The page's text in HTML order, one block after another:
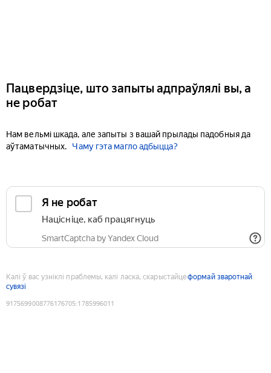
Пацвердзіце, што запыты адпраўлялі вы, а
не робат
Нам вельмі шкада, але запыты з вашай прылады падобныя да
аўтаматычных.
Чаму гэта магло адбыцца?
Я не робат
Націсніце, каб працягнуць
SmartCaptcha by Yandex Cloud
Калі ў вас узніклі праблемы, калі ласка, скарыстайцеформай зваротнай
сувязі
9175699008776176705:1785996011